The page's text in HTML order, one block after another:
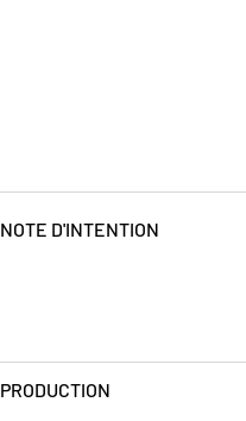
NOTE D'INTENTION
PRODUCTION